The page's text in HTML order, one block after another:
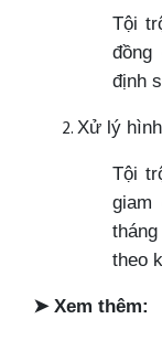
Tội
định
Xử lý
Tội
giam
theo
➤ Xem thêm: